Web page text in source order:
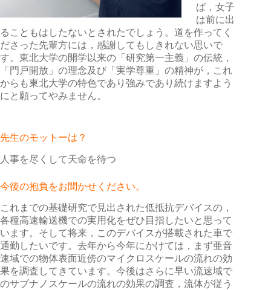
ば，女子
は前に出
ることもはしたないとされたでしょう。道を作ってく
ださった先輩方には，感謝してもしきれない思いで
す。東北大学の開学以来の「研究第一主義」の伝統，
「門戸開放」の理念及び「実学尊重」の精神が，これ
からも東北大学の特色であり強みであり続けますよう
にと願ってやみません。
先生のモットーは？
人事を尽くして天命を待つ
今後の抱負をお聞かせください。
これまでの基礎研究で見出された低抵抗デバイスの，
各種高速輸送機での実用化をぜひ目指したいと思って
います。そして将来，このデバイスが搭載された車で
通勤したいです。去年から今年にかけては，まず亜音
速域での物体表面近傍のマイクロスケールの流れの効
果を調査してきています。今後はさらに早い流速域で
のサブナノスケールの流れの効果の調査，流体が従う